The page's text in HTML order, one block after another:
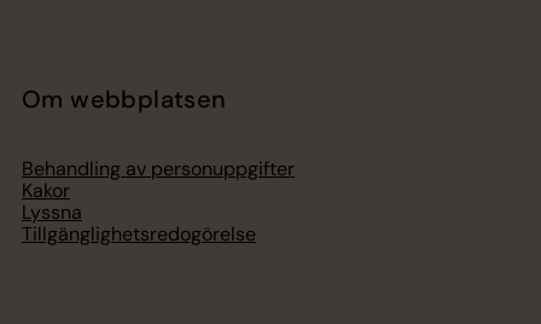
Om webbplatsen
Behandling av personuppgifter
Kakor
Lyssna
Tillgänglighetsredogörelse